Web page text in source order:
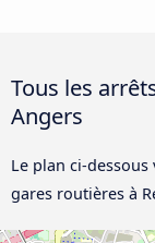
Tous les
Angers
Le plan ci-
gares routières à